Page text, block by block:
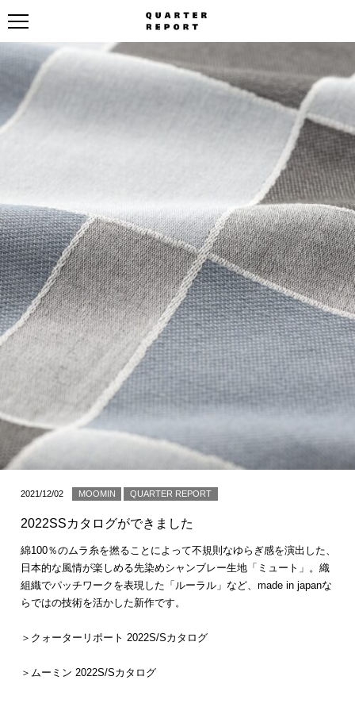
2021/12/02 MOOMIN QUARTER REPORT
2022SSカタログができました
綿100％のムラ糸を撚ることによって不規則なゆらぎ感を演出した、
日本的な風情が楽しめる先染めシャンブレー生地「ミュート」。織
組織でパッチワークを表現した「ルーラル」など、made in japanな
らではの技術を活かした新作です。
＞クォーターリポート 2022S/Sカタログ
＞ムーミン 2022S/Sカタログ